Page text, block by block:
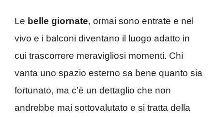
Le belle giornate, ormai sono entrate e nel
vivo e i balconi diventano il luogo adatto in
cui trascorrere meravigliosi momenti. Chi
vanta uno spazio esterno sa bene quanto sia
fortunato, ma c’è un dettaglio che non
andrebbe mai sottovalutato e si tratta della